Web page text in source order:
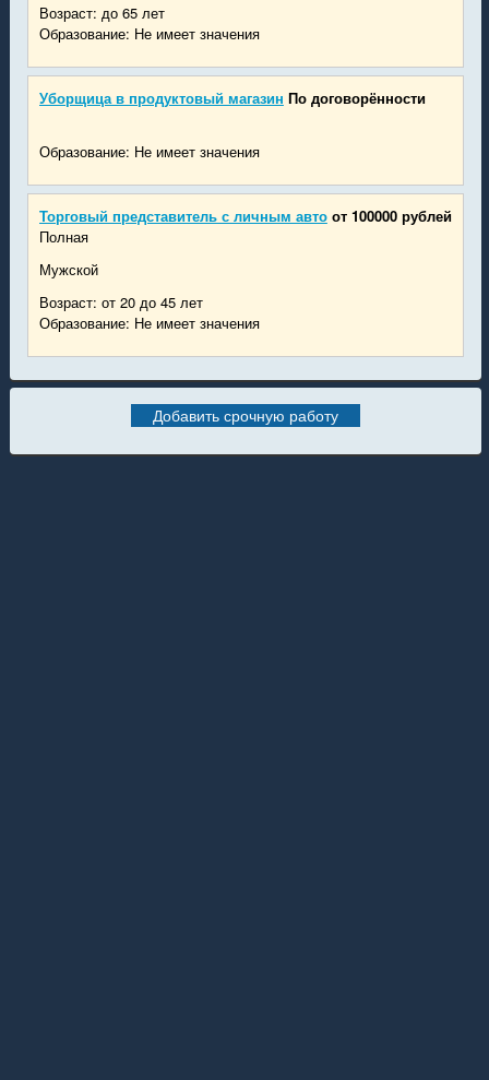
Возраст: до 65 лет
Образование: Не имеет значения
Уборщица в продуктовый магазин По договорённости
Образование: Не имеет значения
Торговый представитель с личным авто от 100000 рублей
Полная
Мужской
Возраст: от 20 до 45 лет
Образование: Не имеет значения
Добавить срочную работу